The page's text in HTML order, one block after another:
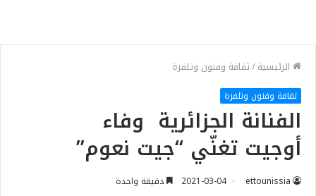
الرئيسية/ثقافة وفنون وتلفزة
ثقافة وفنون وتلفزة
الفنانة الجزائرية وفاء
أوجيت تغنّي “جيت نعوم”
ettounissia
2021-03-04 دقيقة واحدة